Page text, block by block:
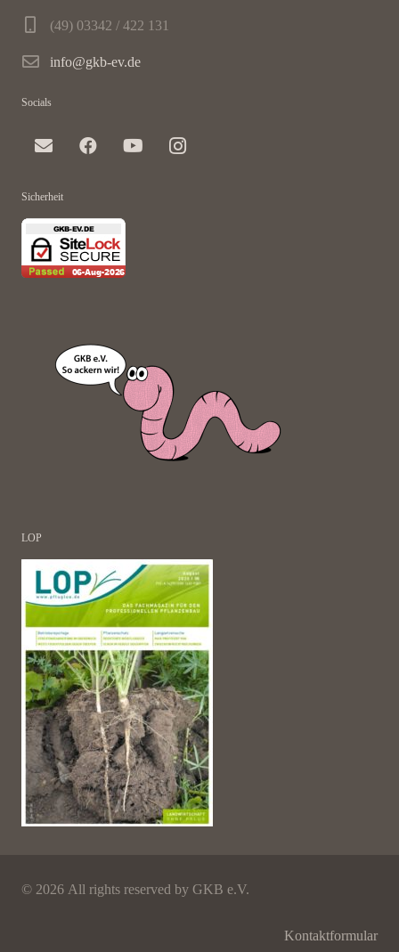
(49) 03342 / 422 131
info@gkb-ev.de
Socials
Sicherheit
LOP
©2026 All rights reserved by GKB e.V.
Kontaktformular